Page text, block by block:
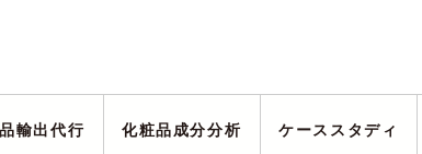
輸出代行 化粧品成分分析 ケーススタディ